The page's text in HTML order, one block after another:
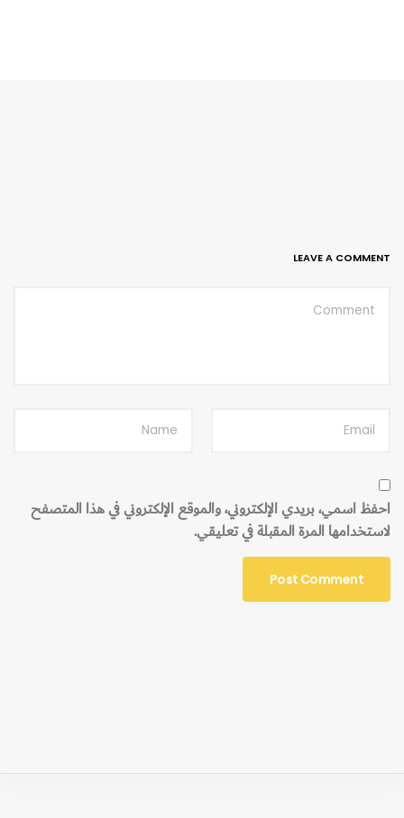
LEAVE A COMMENT
احفظ اسمي، بريدي الإلكتروني، والموقع الإلكتروني في هذا المتصفح
لاستخدامها المرة المقبلة في تعليقي.